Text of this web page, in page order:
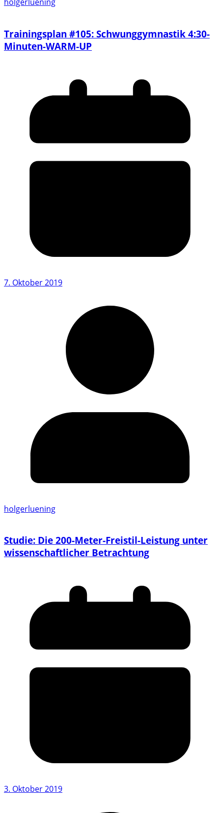
Trainingsplan #105: Schwunggymnastik 4:30-
Minuten-WARM-UP
7. Oktober 2019
holgerluening
Studie: Die 200-Meter-Freistil-Leistung unter
wissenschaftlicher Betrachtung
3. Oktober 2019